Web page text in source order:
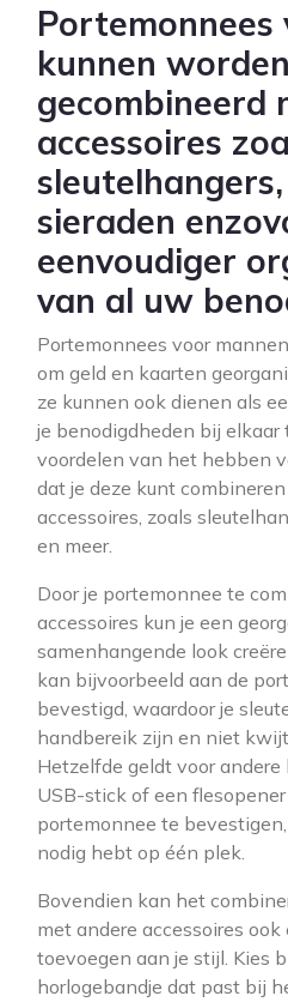
Portemonnees
kunnen worden
gecombineerd
accessoires
sieraden
eenvoudiger
van al uw
Portemonnees voor
om geld en kaarten
ze kunnen ook dienen als
je benodigdheden bij elkaar
voordelen van het hebben
dat je deze kunt
accessoires, zoals
en meer.
Door je portemonnee te
accessoires kun je een
samenhangende look
kan bijvoorbeeld aan de
bevestigd, waardoor je
handbereik zijn en niet
Hetzelfde geldt voor
USB-stick of een flesopener
portemonnee te
nodig hebt op één plek.
Bovendien kan het
met andere accessoires
toevoegen aan je stijl. Kies
horlogebandje dat past bij